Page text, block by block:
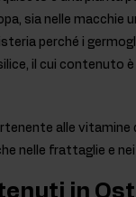
sia nelle macchie
perché i
il cui contenuto
alle vitamine
nelle frattaglie e
in